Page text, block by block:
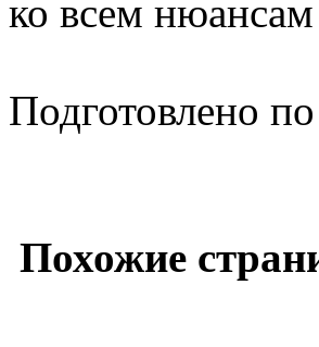
ко всем
Подготовлено
Похожие